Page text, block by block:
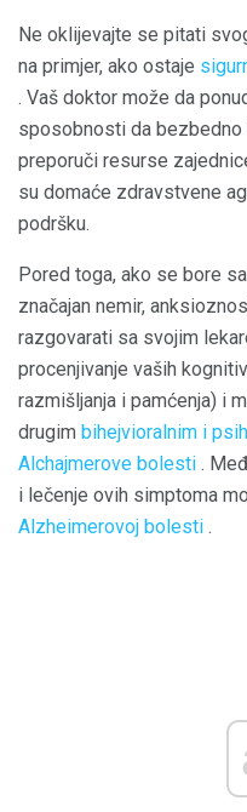
Ne oklijevajte se pitati
na primjer, ako ostaje
. Vaš doktor može da
sposobnosti da
preporuči resurse
su domaće zdravstvene
podršku.
Pored toga, ako se bore
značajan nemir,
razgovarati sa svojim
procenjivanje vaših
razmišljanja i pamćenja) i
drugim bihejvioralnim i
Alchajmerove bolesti .
i lečenje ovih simptoma
Alzheimerovoj bolesti .